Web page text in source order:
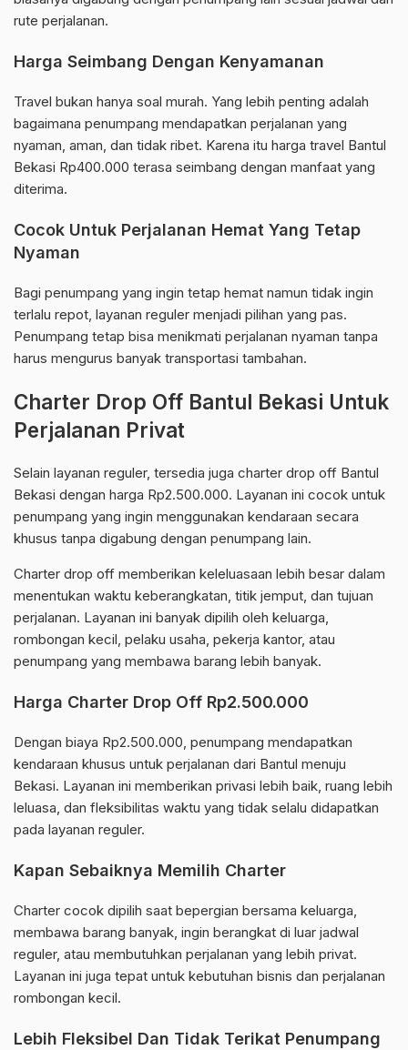
rute perjalanan.
Harga Seimbang Dengan Kenyamanan
Travel bukan hanya soal murah. Yang lebih penting adalah
bagaimana penumpang mendapatkan perjalanan yang
nyaman, aman, dan tidak ribet. Karena itu harga travel Bantul
Bekasi Rp400.000 terasa seimbang dengan manfaat yang
diterima.
Cocok Untuk Perjalanan Hemat Yang Tetap
Nyaman
Bagi penumpang yang ingin tetap hemat namun tidak ingin
terlalu repot, layanan reguler menjadi pilihan yang pas.
Penumpang tetap bisa menikmati perjalanan nyaman tanpa
harus mengurus banyak transportasi tambahan.
Charter Drop Off Bantul Bekasi Untuk
Perjalanan Privat
Selain layanan reguler, tersedia juga charter drop off Bantul
Bekasi dengan harga Rp2.500.000. Layanan ini cocok untuk
penumpang yang ingin menggunakan kendaraan secara
khusus tanpa digabung dengan penumpang lain.
Charter drop off memberikan keleluasaan lebih besar dalam
menentukan waktu keberangkatan, titik jemput, dan tujuan
perjalanan. Layanan ini banyak dipilih oleh keluarga,
rombongan kecil, pelaku usaha, pekerja kantor, atau
penumpang yang membawa barang lebih banyak.
Harga Charter Drop Off Rp2.500.000
Dengan biaya Rp2.500.000, penumpang mendapatkan
kendaraan khusus untuk perjalanan dari Bantul menuju
Bekasi. Layanan ini memberikan privasi lebih baik, ruang lebih
leluasa, dan fleksibilitas waktu yang tidak selalu didapatkan
pada layanan reguler.
Kapan Sebaiknya Memilih Charter
Charter cocok dipilih saat bepergian bersama keluarga,
membawa barang banyak, ingin berangkat di luar jadwal
reguler, atau membutuhkan perjalanan yang lebih privat.
Layanan ini juga tepat untuk kebutuhan bisnis dan perjalanan
rombongan kecil.
Lebih Fleksibel Dan Tidak Terikat Penumpang